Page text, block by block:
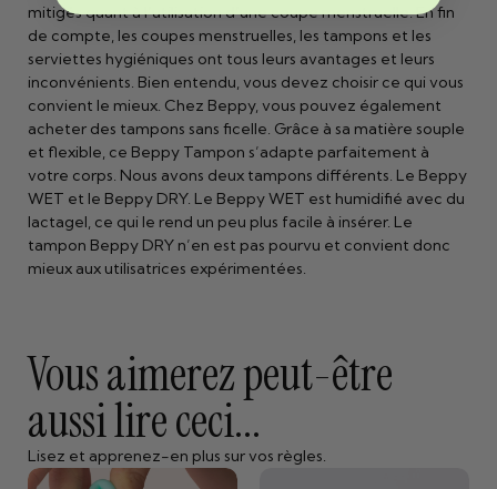
mitigés quant à l’utilisation d’une coupe menstruelle. En fin
de compte, les coupes menstruelles, les tampons et les
serviettes hygiéniques ont tous leurs avantages et leurs
inconvénients. Bien entendu, vous devez choisir ce qui vous
convient le mieux. Chez Beppy, vous pouvez également
acheter des tampons sans ficelle. Grâce à sa matière souple
et flexible, ce Beppy Tampon s’adapte parfaitement à
votre corps. Nous avons deux tampons différents. Le Beppy
WET et le Beppy DRY. Le Beppy WET est humidifié avec du
lactagel, ce qui le rend un peu plus facile à insérer. Le
tampon Beppy DRY n’en est pas pourvu et convient donc
mieux aux utilisatrices expérimentées.
Vous aimerez peut-être
aussi lire ceci...
Lisez et apprenez-en plus sur vos règles.